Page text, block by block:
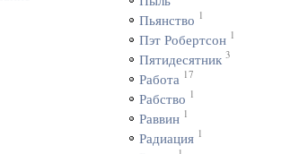
Пьянство 1
Пэт Робертсон 1
Пятидесятник 3
Работа 17
Рабство 1
Раввин 1
Радиация 1